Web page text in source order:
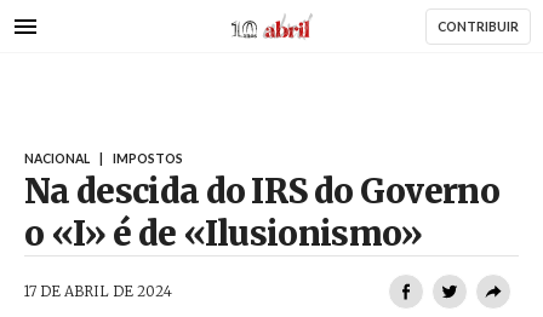
para
AbrilAbril CONTRIBUIR
NACIONAL IMPOSTOS
Na descida do IRS do Governo
o «I» é de «Ilusionismo»
17 DE ABRIL DE 2024